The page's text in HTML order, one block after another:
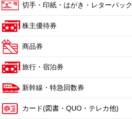
切手・印紙・はがき・レターパック
株主優待券
商品券
旅行・宿泊券
新幹線・特急回数券
カード(図書・QUO・テレカ他)